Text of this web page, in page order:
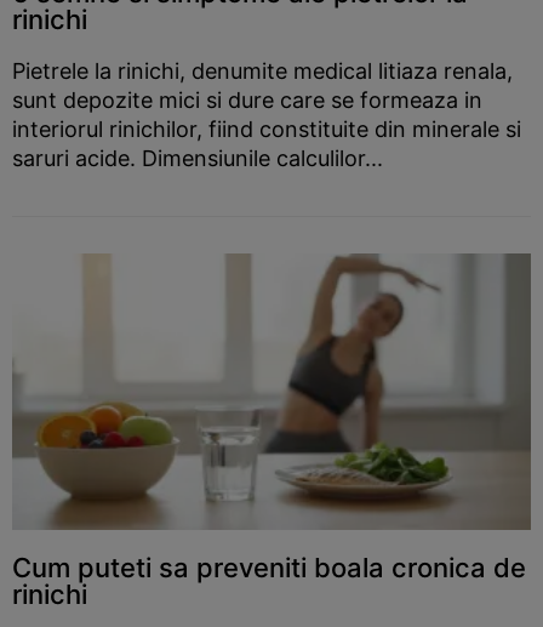
rinichi
Pietrele la rinichi, denumite medical litiaza renala,
sunt depozite mici si dure care se formeaza in
interiorul rinichilor, fiind constituite din minerale si
saruri acide. Dimensiunile calculilor...
Cum puteti sa preveniti boala cronica de
rinichi